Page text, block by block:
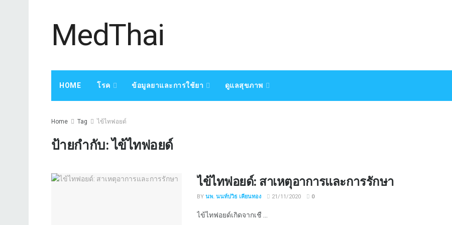
MedThai
HOME โรค ข้อมูลยาและการใช้ยา ดูแลสุขภาพ
Home Tag ไข้ไทฟอยด์
ป้ายกำกับ:ไข้ไทฟอยด์
ไข้ไทฟอยด์: สาเหตุอาการและการรักษา
BY นพ. นนท์ปวิธ เคียนทอง 21/11/2020 0
ไข้ไทฟอยด์เกิดจากเชื ...